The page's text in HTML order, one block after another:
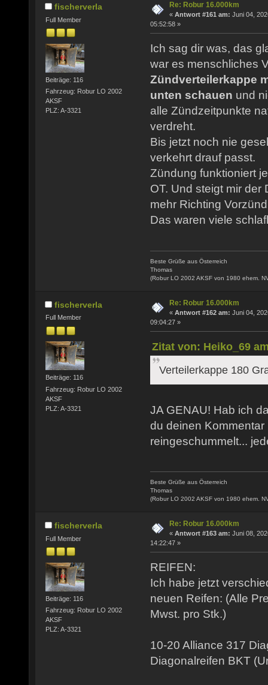
fischerverla
Full Member
Beiträge: 116
Fahrzeug: Robur LO 2002
AKSF
PLZ: A-3321
Re: Robur 16.000km
« Antwort #161 am: Juni 04,
05:52:58 »
Ich sag dir was, das
war es menschliches
Zündverteilerkappe
unten schauen und
alle Zündzeitpunkte
verdreht.
Bis jetzt noch nie
verkehrt drauf passt.
Zündung funktioniert
OT. Und steigt mir der
mehr Richting
Das waren viele
Beste Grüße aus Österreich
Thomas
(Robur LO 2002 AKSF von 1980 ehem.
fischerverla
Full Member
Beiträge: 116
Fahrzeug: Robur LO 2002
AKSF
PLZ: A-3321
Re: Robur 16.000km
« Antwort #162 am: Juni 04,
09:04:27 »
Zitat von: Heiko_69
Verteilerkappe 180
JA GENAU! Hab ich
du deinen Kommentar
reingeschummelt...
Beste Grüße aus Österreich
Thomas
(Robur LO 2002 AKSF von 1980 ehem.
fischerverla
Full Member
Beiträge: 116
Fahrzeug: Robur LO 2002
AKSF
PLZ: A-3321
Re: Robur 16.000km
« Antwort #163 am: Juni 08,
14:22:47 »
REIFEN:
Ich habe jetzt
neuen Reifen: (Alle
Mwst. pro Stk.)
10-20 Alliance 317
Diagonalreifen BKT